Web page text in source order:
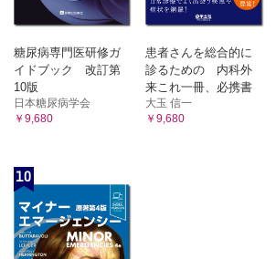
糖尿病専門医研修ガ
イドブック 改訂第
10版
日本糖尿病学会
￥9,680
患者さんを総合的に
診るための 内科外
来これ一冊、必携書
大玉 信一
￥9,680
10